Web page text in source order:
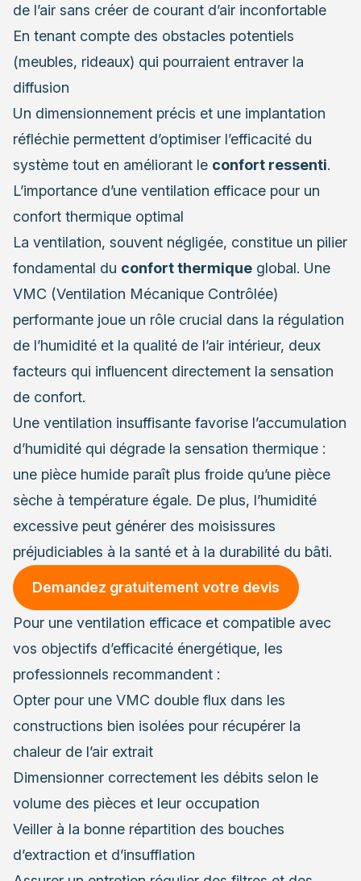
de l’air sans créer de courant d’air inconfortable
En tenant compte des obstacles potentiels
(meubles, rideaux) qui pourraient entraver la
diffusion
Un dimensionnement précis et une implantation
réfléchie permettent d’optimiser l’efficacité du
système tout en améliorant le confort ressenti.
L’importance d’une ventilation efficace pour un
confort thermique optimal
La ventilation, souvent négligée, constitue un pilier
fondamental du confort thermique global. Une
VMC (Ventilation Mécanique Contrôlée)
performante joue un rôle crucial dans la régulation
de l’humidité et la qualité de l’air intérieur, deux
facteurs qui influencent directement la sensation
de confort.
Une ventilation insuffisante favorise l’accumulation
d’humidité qui dégrade la sensation thermique :
une pièce humide paraît plus froide qu’une pièce
sèche à température égale. De plus, l’humidité
excessive peut générer des moisissures
préjudiciables à la santé et à la durabilité du bâti.
Demandez gratuitement votre devis
Pour une ventilation efficace et compatible avec
vos objectifs d’efficacité énergétique, les
professionnels recommandent :
Opter pour une VMC double flux dans les
constructions bien isolées pour récupérer la
chaleur de l’air extrait
Dimensionner correctement les débits selon le
volume des pièces et leur occupation
Veiller à la bonne répartition des bouches
d’extraction et d’insufflation